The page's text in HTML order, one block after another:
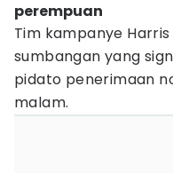
perempuan
Tim kampanye
sumbangan yang
pidato penerimaan
malam.